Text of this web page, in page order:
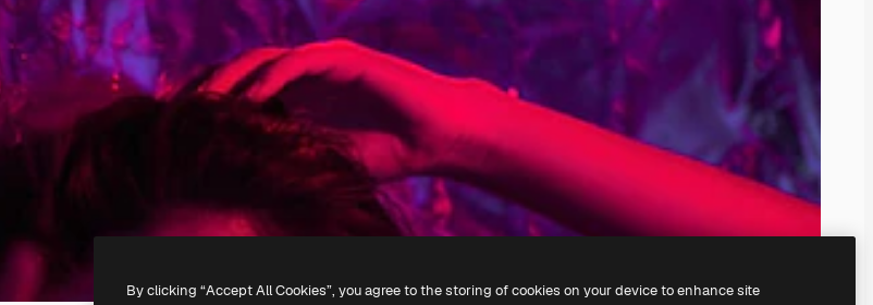
By clicking “Accept All Cookies”, you agree to the storing of cookies on your device to enhance site